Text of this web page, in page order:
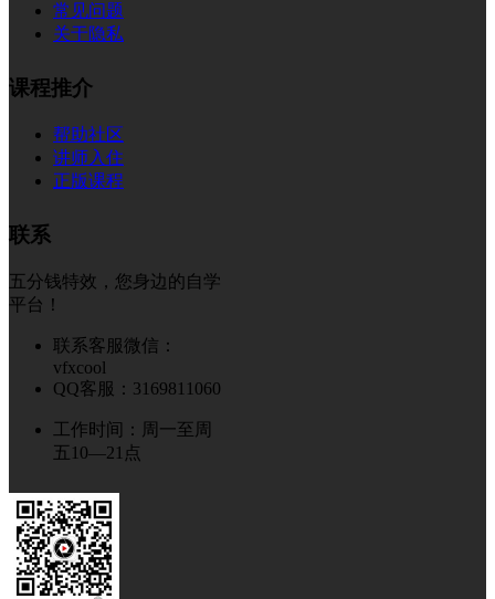
常见问题
关于隐私
课程推介
帮助社区
讲师入住
正版课程
联系
五分钱特效，您身边的自学
平台！
联系客服微信：
vfxcool
QQ客服：3169811060
工作时间：周一至周
五10—21点